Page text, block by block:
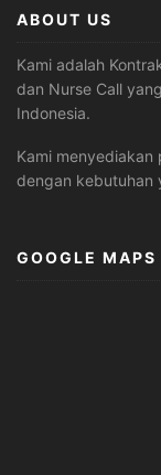
ABOUT US
Kami adalah
dan Nurse Call
Indonesia.
Kami menyediakan
dengan kebutuhan
GOOGLE MAPS